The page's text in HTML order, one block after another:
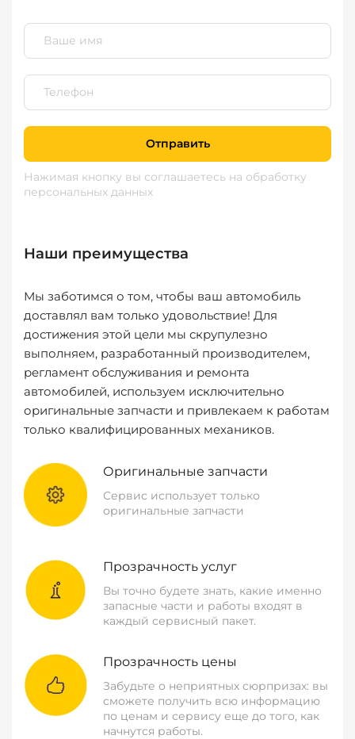
Отправить
Нажимая кнопку вы соглашаетесь на обработку
персональных данных
Наши преимущества
Мы заботимся о том, чтобы ваш автомобиль
доставлял вам только удовольствие! Для
достижения этой цели мы скрупулезно
выполняем, разработанный производителем,
регламент обслуживания и ремонта
автомобилей, используем исключительно
оригинальные запчасти и привлекаем к работам
только квалифицированных механиков.
Оригинальные запчасти
Сервис использует только
оригинальные запчасти
Прозрачность услуг
Вы точно будете знать, какие именно
запасные части и работы входят в
каждый сервисный пакет.
Прозрачность цены
Забудьте о неприятных сюрпризах: вы
сможете получить всю информацию
по ценам и сервису еще до того, как
начнутся работы.